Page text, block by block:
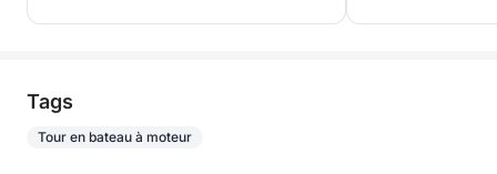
Tags
Tour en bateau à moteur